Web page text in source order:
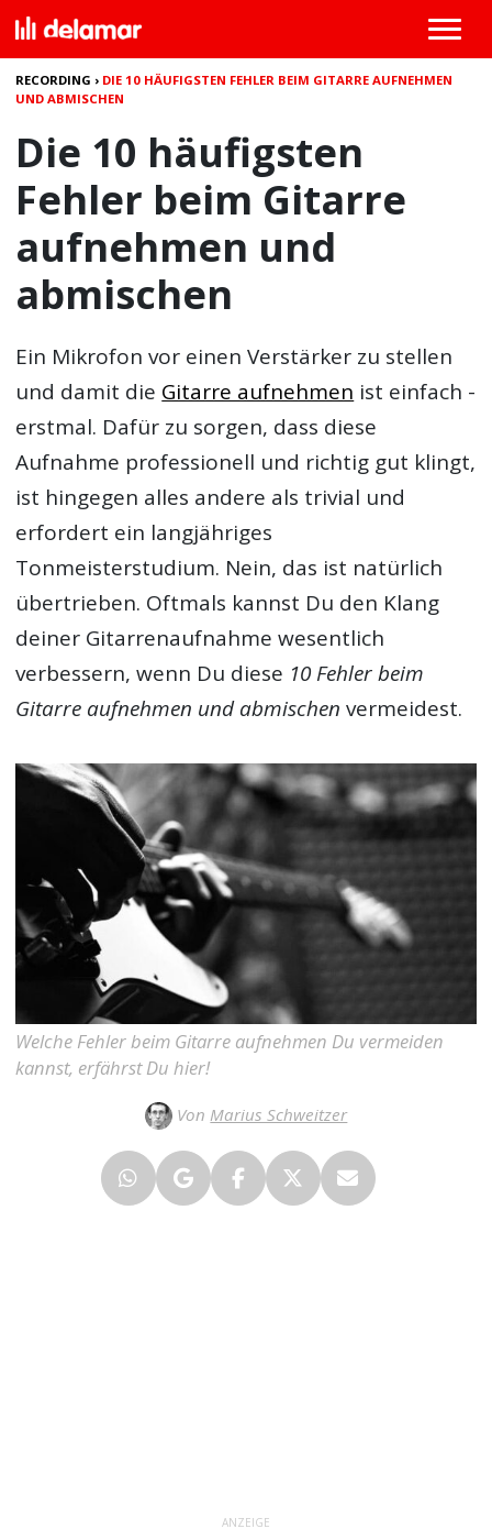
RECORDING › DIE 10 HÄUFIGSTEN FEHLER BEIM GITARRE AUFNEHMEN
UND ABMISCHEN
Die 10 häufigsten
Fehler beim Gitarre
aufnehmen und
abmischen
Ein Mikrofon vor einen Verstärker zu stellen
und damit die Gitarre aufnehmen ist einfach -
erstmal. Dafür zu sorgen, dass diese
Aufnahme professionell und richtig gut klingt,
ist hingegen alles andere als trivial und
erfordert ein langjähriges
Tonmeisterstudium. Nein, das ist natürlich
übertrieben. Oftmals kannst Du den Klang
deiner Gitarrenaufnahme wesentlich
verbessern, wenn Du diese 10 Fehler beim
Gitarre aufnehmen und abmischen vermeidest.
Welche Fehler beim Gitarre aufnehmen Du vermeiden
kannst, erfährst Du hier!
Von Marius Schweitzer
ANZEIGE